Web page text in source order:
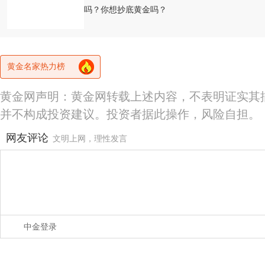
吗？你想抄底黄金吗？
黄金名家热力榜
黄金网声明：黄金网转载上述内容，不表明证实
并不构成投资建议。投资者据此操作，风险自担。
网友评论 文明上网，理性发言
中金登录